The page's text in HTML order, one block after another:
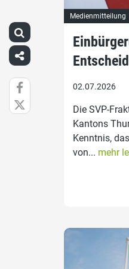
Medienmitteilung
02.07.2026
Die SVP-
Kantons
Kenntnis,
von... mehr